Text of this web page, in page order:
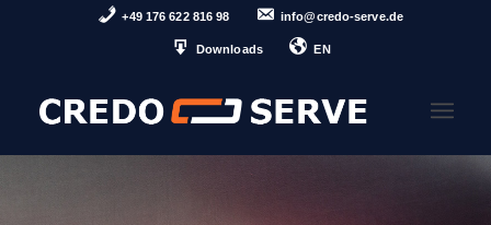
+49 176 622 816 98 info@credo-serve.de
Downloads EN